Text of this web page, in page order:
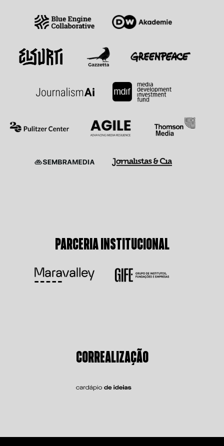
PARCERIA INSTITUCIONAL
CORREALIZAÇÃO